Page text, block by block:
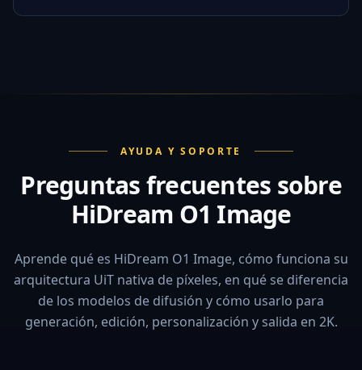
AYUDA Y SOPORTE
Preguntas frecuentes sobre
HiDream O1 Image
Aprende qué es HiDream O1 Image, cómo funciona su
arquitectura UiT nativa de píxeles, en qué se diferencia
de los modelos de difusión y cómo usarlo para
generación, edición, personalización y salida en 2K.